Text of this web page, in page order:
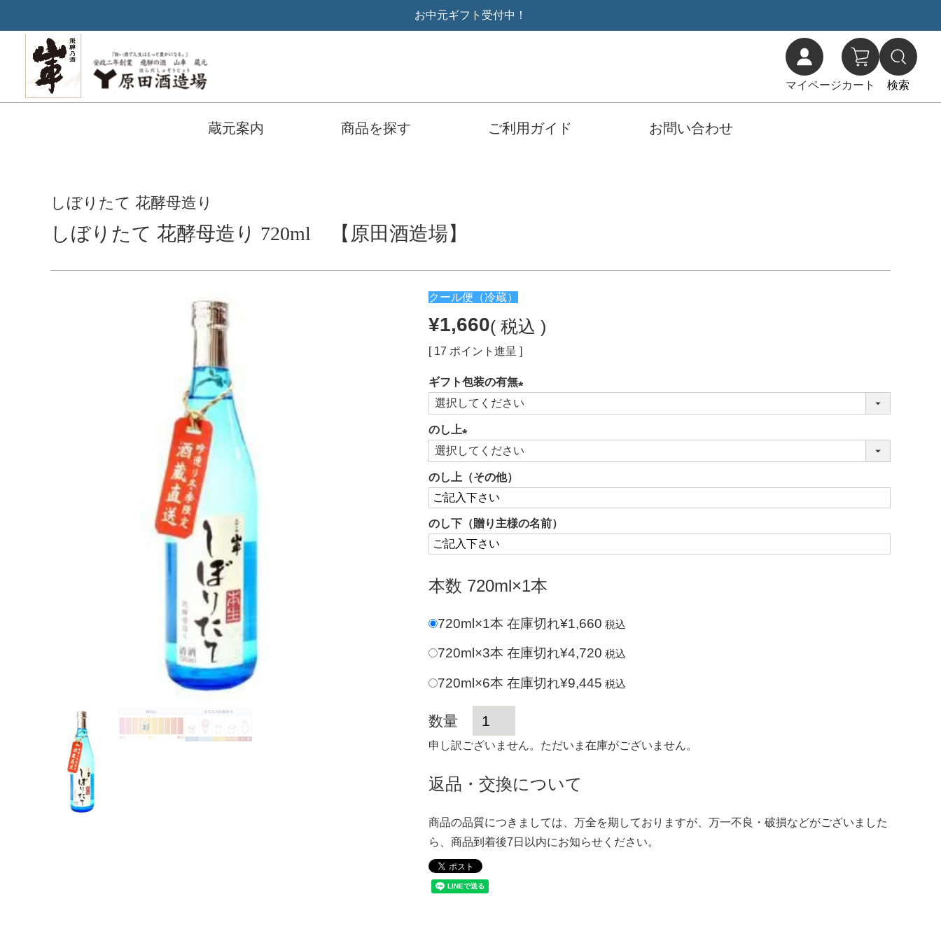
お中元ギフト受付中！
マイページカート 検索
蔵元案内 商品を探す ご利用ガイド お問い合わせ
しぼりたて 花酵母造り
しぼりたて 花酵母造り 720ml 【原田酒造場】
クール便（冷蔵）
¥1,660 税込
[ 17 ポイント進呈 ]
ギフト包装の有無
(必
のし上
(必
須)
のし上（その他）
のし下（贈り主様の名前）
本数 720ml×1本
720ml×1本 在庫切れ¥1,660 税込
720ml×3本 在庫切れ¥4,720 税込
720ml×6本 在庫切れ¥9,445 税込
申し訳ございません。ただいま在庫がございません。
返品・交換について
商品の品質につきましては、万全を期しておりますが、万一不良・破損などがございました
ら、商品到着後7日以内にお知らせください。